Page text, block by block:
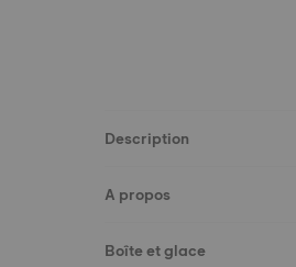
Description
A propos
Boîte et glace